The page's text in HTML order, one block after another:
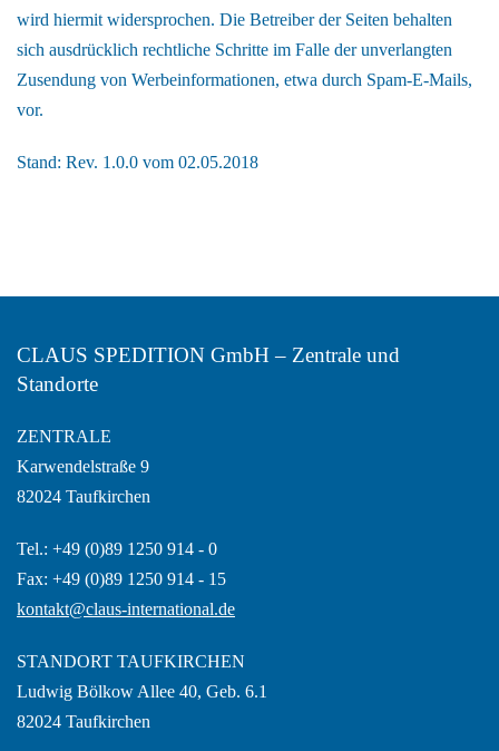
wird hiermit widersprochen. Die Betreiber der Seiten behalten
sich ausdrücklich rechtliche Schritte im Falle der unverlangten
Zusendung von Werbeinformationen, etwa durch Spam-E-Mails,
vor.
Stand: Rev. 1.0.0 vom 02.05.2018
CLAUS SPEDITION GmbH – Zentrale und
Standorte
ZENTRALE
Karwendelstraße 9
82024 Taufkirchen
Tel.: +49 (0)89 1250 914 - 0
Fax: +49 (0)89 1250 914 - 15
kontakt@claus-international.de
STANDORT TAUFKIRCHEN
Ludwig Bölkow Allee 40, Geb. 6.1
82024 Taufkirchen